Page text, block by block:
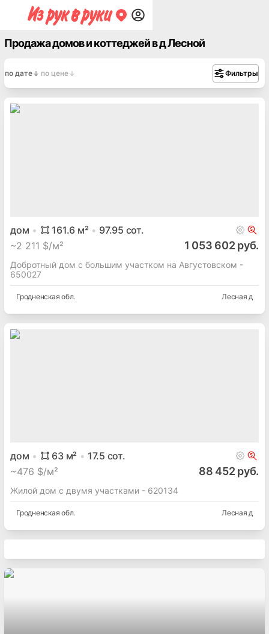
Продажа домов и коттеджей в д Лесной
по дате по цене Фильтры
дом 161.6 м² 97.95 сот.
~2 211 $/м² 1 053 602 руб.
Добротный дом с большим участком на Августовском -
650027
Гродненская обл. Лесная д
дом 63м² 17.5 сот.
~476 $/м² 88 452 руб.
Жилой дом с двумя участками - 620134
Гродненская обл. Лесная д